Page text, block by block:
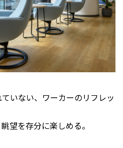
いない、ワーカーのリフレッ
望を存分に楽しめる。